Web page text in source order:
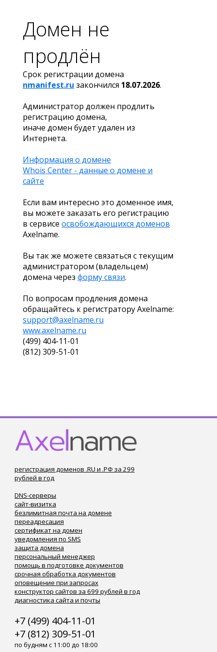
Домен не
продлён
Срок регистрации домена
nmanifest.ru закончился 18.07.2026.
Администратор должен продлить
регистрацию домена,
иначе домен будет удален из
Интернета.
Информация о домене
Whois Center - данные о домене и
сайте
Если вам интересно это доменное имя,
вы можете заказать его регистрацию
в сервисе освобождающихся доменов
Axelname.
Вы так же можете связаться с текущим
администратором (владельцем)
домена через форму связи.
По вопросам продления домена
обращайтесь к регистратору Axelname:
support@axelname.ru
www.axelname.ru
(499) 404-11-01
(812) 309-51-01
регистрация доменов .RU и .РФ за 299
рублей в год
DNS-серверы
сайт-визитка
безлимитная почта на домене
переадресация
сертификат на домен
уведомления по SMS
защита домена
персональный менеджер
помощь в подготовке документов
срочная обработка документов
оповещение при запросах
конструктор сайтов за 699 рублей в год
диагностика сайта и почты
+7 (499) 404-11-01
+7 (812) 309-51-01
по будням с 11:00 до 18:00